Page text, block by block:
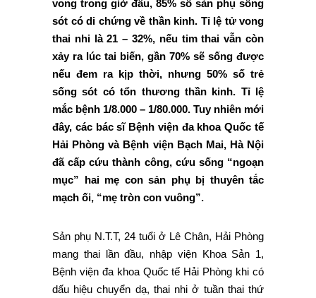
vong trong giờ đầu, 85% số sản phụ sống
sót có di chứng về thần kinh. Tỉ lệ tử vong
thai nhi là 21 – 32%, nếu tim thai vẫn còn
xảy ra lúc tai biến, gần 70% sẽ sống được
nếu đem ra kịp thời, nhưng 50% số trẻ
sống sót có tổn thương thần kinh. Tỉ lệ
mắc bệnh 1/8.000 – 1/80.000. Tuy nhiên mới
đây, các bác sĩ Bệnh viện đa khoa Quốc tế
Hải Phòng và Bệnh viện Bạch Mai, Hà Nội
đã cấp cứu thành công, cứu sống “ngoạn
mục” hai mẹ con sản phụ bị thuyên tắc
mạch ối, “mẹ tròn con vuông”.
Sản phụ N.T.T, 24 tuổi ở Lê Chân, Hải Phòng
mang thai lần đầu, nhập viện Khoa Sản 1,
Bệnh viện đa khoa Quốc tế Hải Phòng khi có
dấu hiệu chuyển dạ, thai nhi ở tuần thai thứ